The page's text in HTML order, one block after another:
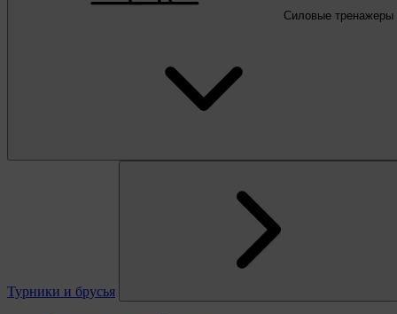
Силовые тренажеры
Турники и брусья